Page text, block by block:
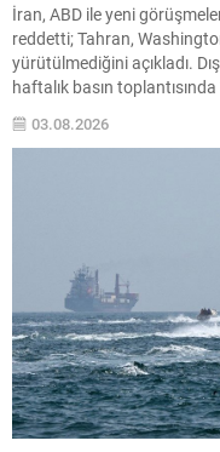
İran, ABD ile yeni
reddetti; Tahran,
yürütülmediğini açıkladı.
haftalık basın
Boğazı’nın güvenliğine
03.08.2026